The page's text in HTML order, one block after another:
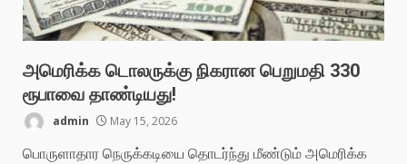
அமெரிக்க டொலருக்கு நிகரான பெறுமதி 330
ரூபாவை தாண்டியது!
admin May 15, 2026
பொருளாதார நெருக்கடியை தொடர்ந்து மீண்டும் அமெரிக்க